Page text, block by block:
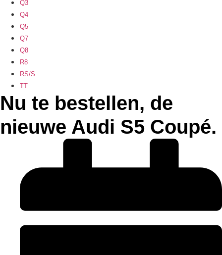
Q3
Q4
Q5
Q7
Q8
R8
RS/S
TT
Nu te bestellen, de
nieuwe Audi S5 Coupé.